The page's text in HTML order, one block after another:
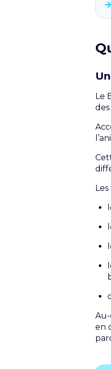
Le
Au-
en